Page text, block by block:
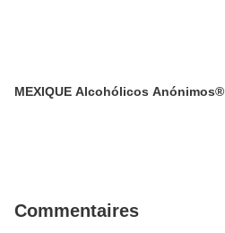
MEXIQUE Alcohólicos Anónimos®
Commentaires